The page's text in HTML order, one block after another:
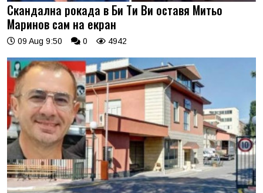
Скандална рокада в Би Ти Ви оставя Митьо
Маринов сам на екран
09 Aug 9:50 0 4942